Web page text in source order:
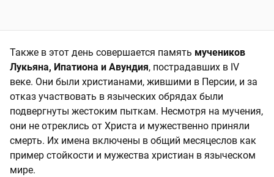
Также в этот день совершается память мучеников
Лукьяна, Ипатиона и Авундия, пострадавших в IV
веке. Они были христианами, жившими в Персии, и за
отказ участвовать в языческих обрядах были
подвергнуты жестоким пыткам. Несмотря на мучения,
они не отреклись от Христа и мужественно приняли
смерть. Их имена включены в общий месяцеслов как
пример стойкости и мужества христиан в языческом
мире.